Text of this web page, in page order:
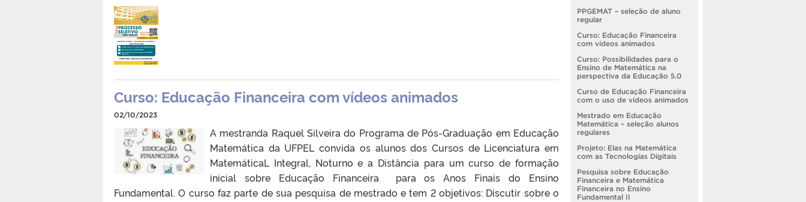
Curso: Educação Financeira com vídeos animados
02/10/2023
A mestranda Raquel Silveira do Programa de Pós-Graduação em Educação
Matemática da UFPEL convida os alunos dos Cursos de Licenciatura em
MatemáticaL Integral, Noturno e a Distância para um curso de formação
inicial sobre Educação Financeira para os Anos Finais do Ensino
Fundamental. O curso faz parte de sua pesquisa de mestrado e tem 2 objetivos: Discutir sobre o
PPGEMAT – seleção de aluno
regular
Curso: Educação Financeira
com vídeos animados
Curso: Possibilidades para o
Ensino de Matemática na
perspectiva da Educação 5.0
Curso de Educação Financeira
com o uso de vídeos animados
Mestrado em Educação
Matemática – seleção alunos
regulares
Projeto: Elas na Matemática
com as Tecnologias Digitais
Pesquisa sobre Educação
Financeira e Matemática
Financeira no Ensino
Fundamental II